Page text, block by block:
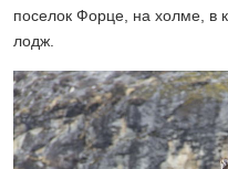
поселок Форце, на холме, в
лодж.